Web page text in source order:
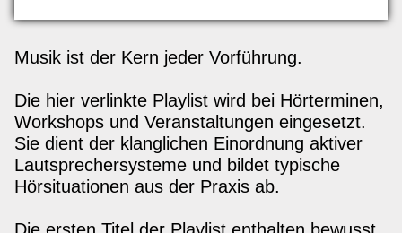
Musik ist der Kern jeder Vorführung.
Die hier verlinkte Playlist wird bei Hörterminen,
Workshops und Veranstaltungen eingesetzt.
Sie dient der klanglichen Einordnung aktiver
Lautsprechersysteme und bildet typische
Hörsituationen aus der Praxis ab.